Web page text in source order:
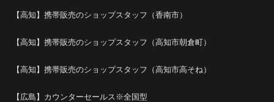
【高知】携帯販売のショップスタッフ（香南市）
【高知】携帯販売のショップスタッフ（高知市朝倉町）
【高知】携帯販売のショップスタッフ（高知市高そね）
【広島】カウンターセールス※全国型